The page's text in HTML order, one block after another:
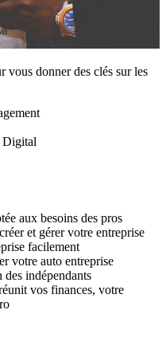
vous donner des clés sur les
Digital
aux besoins des pros
et gérer votre entreprise
facilement
votre auto entreprise
des indépendants
vos finances, votre